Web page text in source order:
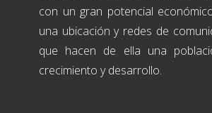
con un gran potencial
una ubicación y redes de
que hacen de ella una
crecimiento y desarrollo.